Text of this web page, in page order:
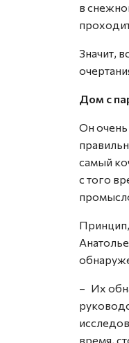
в
Значит,
Дом с
Он очень
самый
с того
– Их
время,